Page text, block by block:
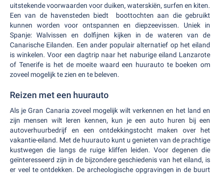
uitstekende voorwaarden voor duiken, waterskiën, surfen en kiten.
Een van de havensteden biedt boottochten aan die gebruikt
kunnen worden voor ontspannen en diepzeevissen. Uniek in
Spanje: Walvissen en dolfijnen kijken in de wateren van de
Canarische Eilanden. Een ander populair alternatief op het eiland
is winkelen. Voor een dagtrip naar het naburige eiland Lanzarote
of Tenerife is het de moeite waard een huurauto te boeken om
zoveel mogelijk te zien en te beleven.
Reizen met een huurauto
Als je Gran Canaria zoveel mogelijk wilt verkennen en het land en
zijn mensen wilt leren kennen, kun je een auto huren bij een
autoverhuurbedrijf en een ontdekkingstocht maken over het
vakantie-eiland. Met de huurauto kunt u genieten van de prachtige
kustwegen die langs de ruige kliffen leiden. Voor degenen die
geïnteresseerd zijn in de bijzondere geschiedenis van het eiland, is
er veel te ontdekken. De archeologische opgravingen in de buurt